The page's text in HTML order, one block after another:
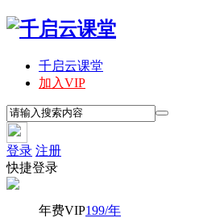
千启云课堂
加入VIP
登录 注册
快捷登录
年费VIP199/年